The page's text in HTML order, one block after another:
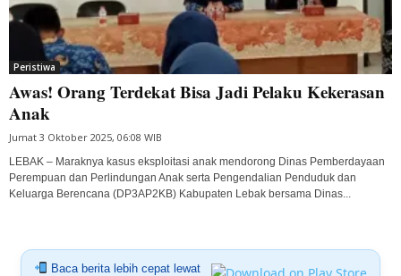
Peristiwa
Awas! Orang Terdekat Bisa Jadi Pelaku Kekerasan
Anak
Jumat 3 Oktober 2025, 06:08 WIB
LEBAK – Maraknya kasus eksploitasi anak mendorong Dinas Pemberdayaan
Perempuan dan Perlindungan Anak serta Pengendalian Penduduk dan
Keluarga Berencana (DP3AP2KB) Kabupaten Lebak bersama Dinas...
Baca berita lebih cepat lewat